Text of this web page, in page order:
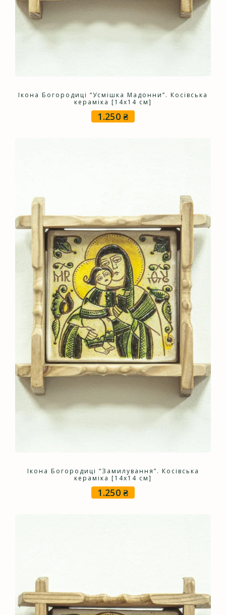
Ікона Богородиці “Усмішка Мадонни”. Косівська
кераміка [14х14 см]
1.250₴
Ікона Богородиці “Замилування”. Косівська
кераміка [14х14 см]
1.250₴